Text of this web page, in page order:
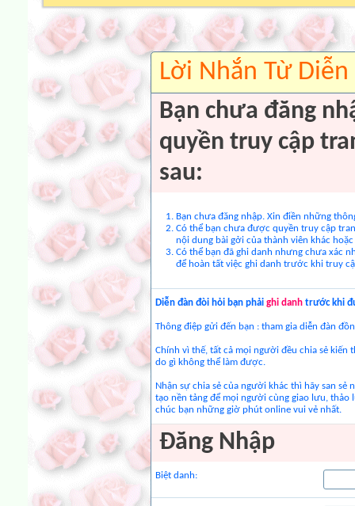
Lời Nhắn Từ
Bạn chưa đăng
quyền truy cập
sau:
Bạn chưa đăng nhập. Xin điền những
Có thể bạn chưa được quyền truy cập
nội dung bài gởi của thành viên khác
Có thể bạn đã ghi danh nhưng chưa xác
để hoàn tất việc ghi danh trước khi truy
Diễn đàn đòi hỏi bạn phải ghi danh trước khi
Thông điệp gửi đến bạn : tham gia diễn đàn
Chính vì thế, tất cả mọi người đều chia sẻ
do gì không thể làm được.
Nhận sự chia sẻ của người khác thì hãy san
tạo nền tảng để mọi người cùng giao lưu, thảo
chúc bạn những giờ phút online vui vẻ nhất.
Ðăng Nhập
Biệt danh: